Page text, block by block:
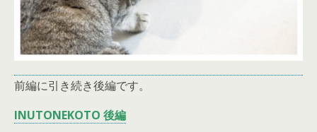
前編に引き続き後編です。
INUTONEKOTO 後編